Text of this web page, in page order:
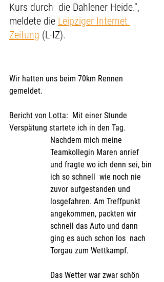
Kurs durch  die Dahlener Heide.",
meldete die Leipziger Internet
Zeitung (L-IZ).
Wir hatten uns beim 70km Rennen
gemeldet.
Bericht von Lotta:
  Mit einer Stunde
Verspätung startete ich in den Tag.
Nachdem mich meine
Teamkollegin Maren anrief
und fragte wo ich denn sei, bin
ich so schnell  wie noch nie
zuvor aufgestanden und
losgefahren. Am Treffpunkt
angekommen, packten wir
schnell das Auto und dann
ging es auch schon los  nach
Torgau zum Wettkampf.
Das Wetter war zwar schön